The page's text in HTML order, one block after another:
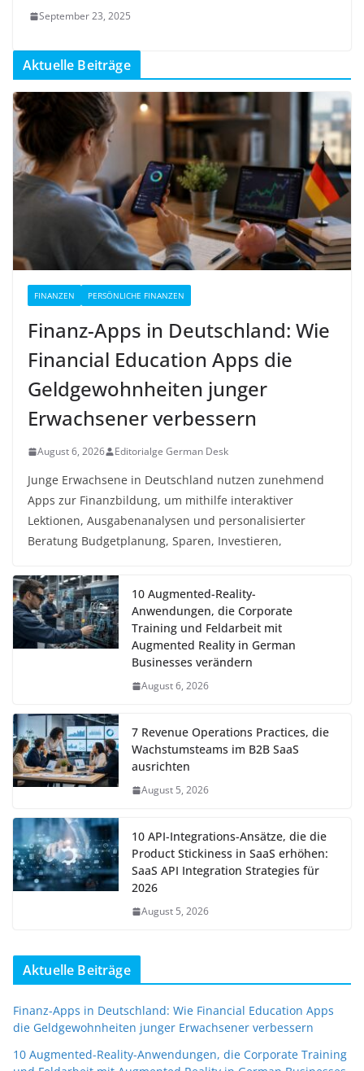
September 23, 2025
Aktuelle Beiträge
FINANZEN PERSÖNLICHE FINANZEN
Finanz-Apps in Deutschland: Wie
Financial Education Apps die
Geldgewohnheiten junger
Erwachsener verbessern
August 6, 2026 Editorialge German Desk
Junge Erwachsene in Deutschland nutzen zunehmend
Apps zur Finanzbildung, um mithilfe interaktiver
Lektionen, Ausgabenanalysen und personalisierter
Beratung Budgetplanung, Sparen, Investieren,
10 Augmented-Reality-
Anwendungen, die Corporate
Training und Feldarbeit mit
Augmented Reality in German
Businesses verändern
August 6, 2026
7 Revenue Operations Practices, die
Wachstumsteams im B2B SaaS
ausrichten
August 5, 2026
10 API-Integrations-Ansätze, die die
Product Stickiness in SaaS erhöhen:
SaaS API Integration Strategies für
2026
August 5, 2026
Aktuelle Beiträge
Finanz-Apps in Deutschland: Wie Financial Education Apps
die Geldgewohnheiten junger Erwachsener verbessern
10 Augmented-Reality-Anwendungen, die Corporate Training